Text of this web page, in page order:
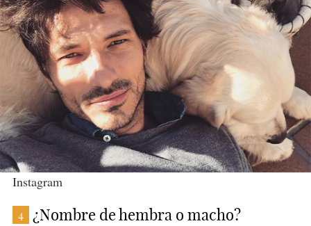
Instagram
4 ¿Nombre de hembra o macho?